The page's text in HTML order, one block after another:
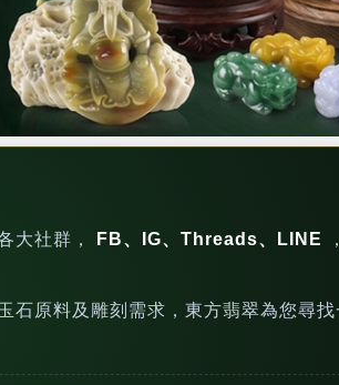
大社群， FB、IG、Threads、LINE
原料及雕刻需求，東方翡翠為您尋找